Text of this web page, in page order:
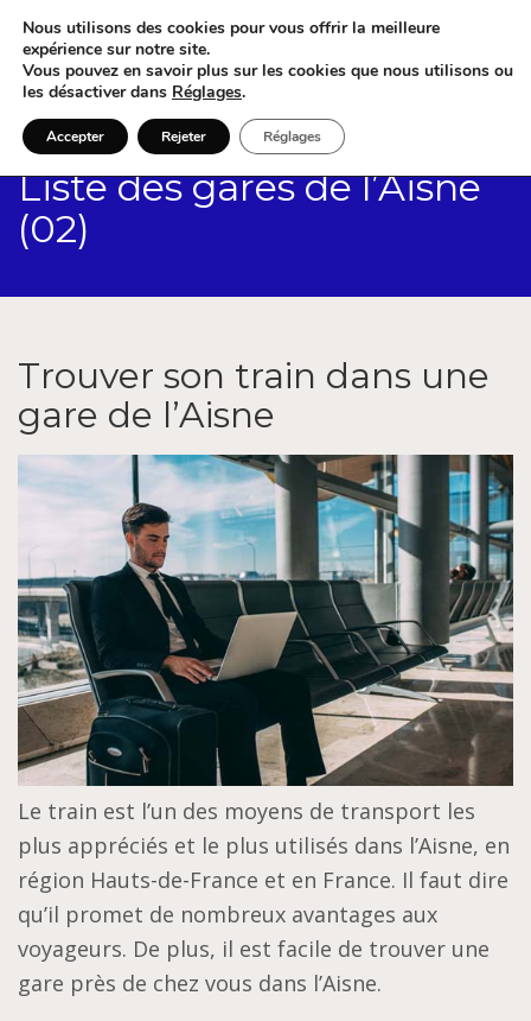
Liste des gares de l’Aisne
(02)
Trouver son train dans une
gare de l’Aisne
Le train est l’un des moyens de transport les
plus appréciés et le plus utilisés dans l’Aisne, en
région Hauts-de-France et en France. Il faut dire
qu’il promet de nombreux avantages aux
voyageurs. De plus, il est facile de trouver une
gare près de chez vous dans l’Aisne.
Nous utilisons des cookies pour vous offrir la meilleure
expérience sur notre site.
Vous pouvez en savoir plus sur les cookies que nous utilisons ou
les désactiver dans Réglages.
Accepter Rejeter Réglages